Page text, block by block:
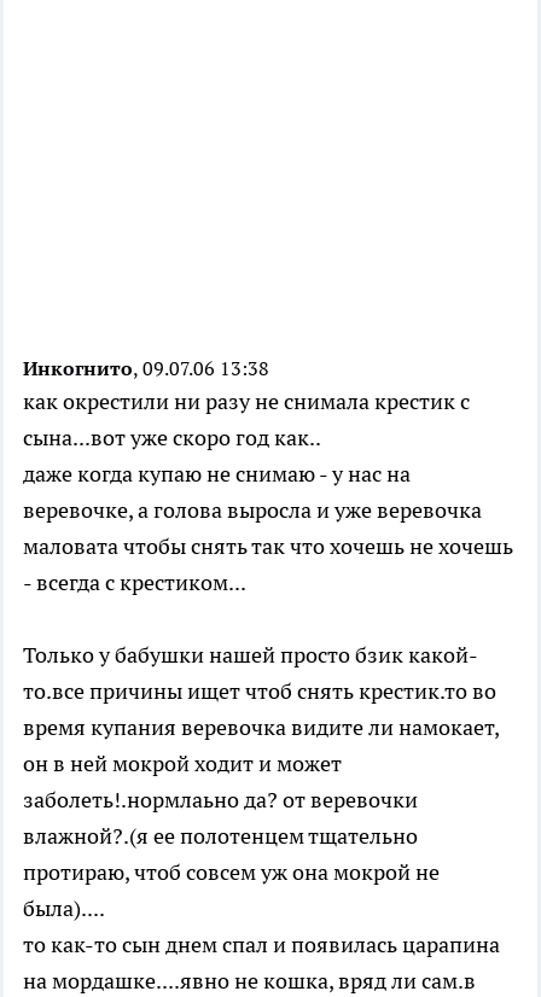
Инкогнито, 09.07.06 13:38
как окрестили ни разу не снимала крестик с
сына...вот уже скоро год как..
даже когда купаю не снимаю - у нас на
веревочке, а голова выросла и уже веревочка
маловата чтобы снять так что хочешь не хочешь
- всегда с крестиком...
Только у бабушки нашей просто бзик какой-
то.все причины ищет чтоб снять крестик.то во
время купания веревочка видите ли намокает,
он в ней мокрой ходит и может
заболеть!.нормлаьно да? от веревочки
влажной?.(я ее полотенцем тщательно
протираю, чтоб совсем уж она мокрой не
была)....
то как-то сын днем спал и появилась царапина
на мордашке....явно не кошка, вряд ли сам.в